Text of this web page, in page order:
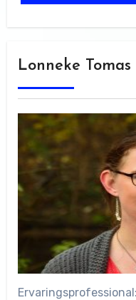
Lonneke Tomas